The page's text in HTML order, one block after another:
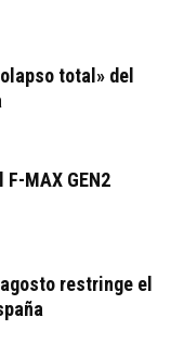
total» del
MAX GEN2
restringe el